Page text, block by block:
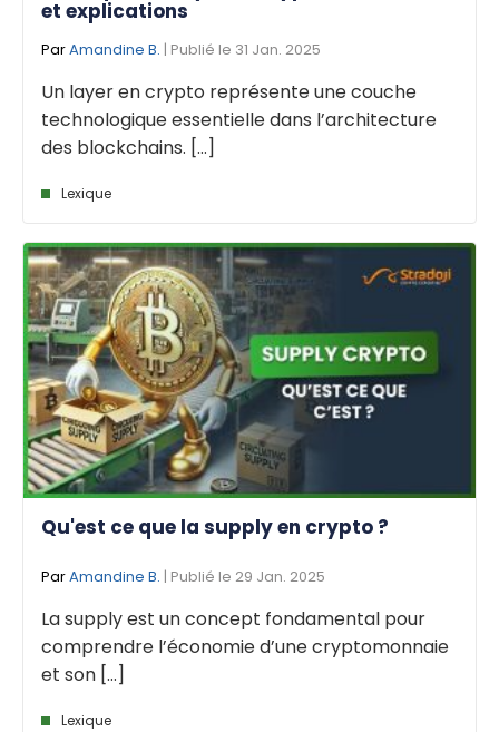
et explications
ParAmandine B. | Publié le 31 Jan. 2025
Un layer en crypto représente une couche
technologique essentielle dans l’architecture
des blockchains. [...]
Lexique
Qu'est ce que la supply en crypto ?
ParAmandine B. | Publié le 29 Jan. 2025
La supply est un concept fondamental pour
comprendre l’économie d’une cryptomonnaie
et son [...]
Lexique